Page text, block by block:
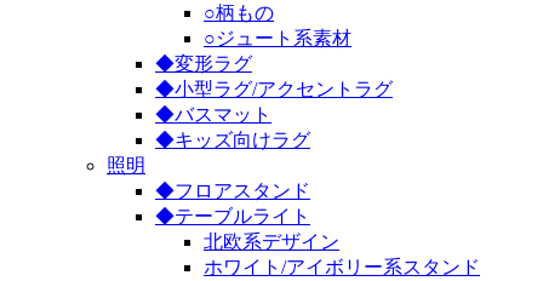
○柄もの
○ジュート系素材
◆変形ラグ
◆小型ラグ/アクセントラグ
◆バスマット
◆キッズ向けラグ
照明
◆フロアスタンド
◆テーブルライト
北欧系デザイン
ホワイト/アイボリー系スタンド